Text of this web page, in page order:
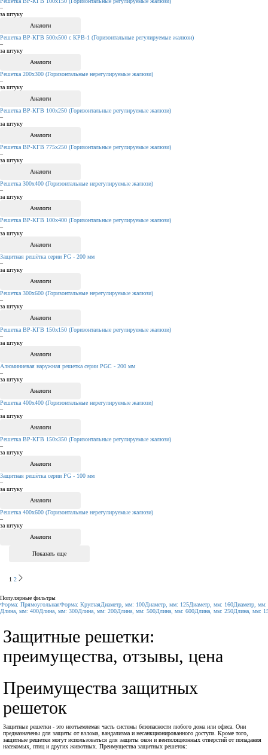
–
за штуку
Аналоги
Решетка ВР-КГВ 500х500 с КРВ-1 (Горизонтальные регулируемые жалюзи)
–
за штуку
Аналоги
Решетка 200х300 (Горизонтальные нерегулируемые жалюзи)
–
за штуку
Аналоги
Решетка ВР-КГВ 100х250 (Горизонтальные регулируемые жалюзи)
–
за штуку
Аналоги
Решетка ВР-КГВ 775х250 (Горизонтальные регулируемые жалюзи)
–
за штуку
Аналоги
Решетка 300х400 (Горизонтальные нерегулируемые жалюзи)
–
за штуку
Аналоги
Решетка ВР-КГВ 100х400 (Горизонтальные регулируемые жалюзи)
–
за штуку
Аналоги
Защитная решётка серии PG - 200 мм
–
за штуку
Аналоги
Решетка 300х600 (Горизонтальные нерегулируемые жалюзи)
–
за штуку
Аналоги
Решетка ВР-КГВ 150х150 (Горизонтальные регулируемые жалюзи)
–
за штуку
Аналоги
Алюминиевая наружная решетка серии PGC - 200 мм
–
за штуку
Аналоги
Решетка 400х400 (Горизонтальные нерегулируемые жалюзи)
–
за штуку
Аналоги
Решетка ВР-КГВ 150х350 (Горизонтальные регулируемые жалюзи)
–
за штуку
Аналоги
Защитная решётка серии PG - 100 мм
–
за штуку
Аналоги
Решетка 400х600 (Горизонтальные нерегулируемые жалюзи)
–
за штуку
Аналоги
Показать еще
1 2
Популярные фильтры
Форма: ПрямоугольнаяФорма: КруглаяДиаметр, мм: 100Диаметр, мм: 125Диаметр, мм: 160Диаметр, мм:
Длина, мм: 400Длина, мм: 300Длина, мм: 200Длина, мм: 500Длина, мм: 600Длина, мм: 250Длина, мм:
Защитные решетки:
преимущества, отзывы, цена
Преимущества защитных
решеток
Защитные решетки - это неотъемлемая часть системы безопасности любого дома или офиса. Они
предназначены для защиты от взлома, вандализма и несанкционированного доступа. Кроме того,
защитные решетки могут использоваться для защиты окон и вентиляционных отверстий от попадания
насекомых, птиц и других животных. Преимущества защитных решеток: